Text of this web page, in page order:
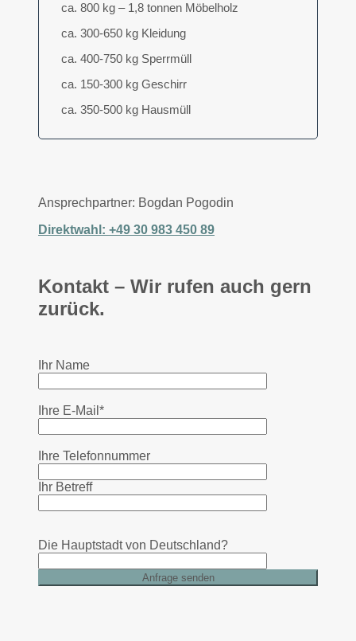
ca. 800 kg – 1,8 tonnen Möbelholz
ca. 300-650 kg Kleidung
ca. 400-750 kg Sperrmüll
ca. 150-300 kg Geschirr
ca. 350-500 kg Hausmüll
Ansprechpartner: Bogdan Pogodin
Direktwahl: +49 30 983 450 89
Kontakt – Wir rufen auch gern
zurück.
Ihr Name
Ihre E-Mail*
Ihre Telefonnummer
Ihr Betreff
Die Hauptstadt von Deutschland?